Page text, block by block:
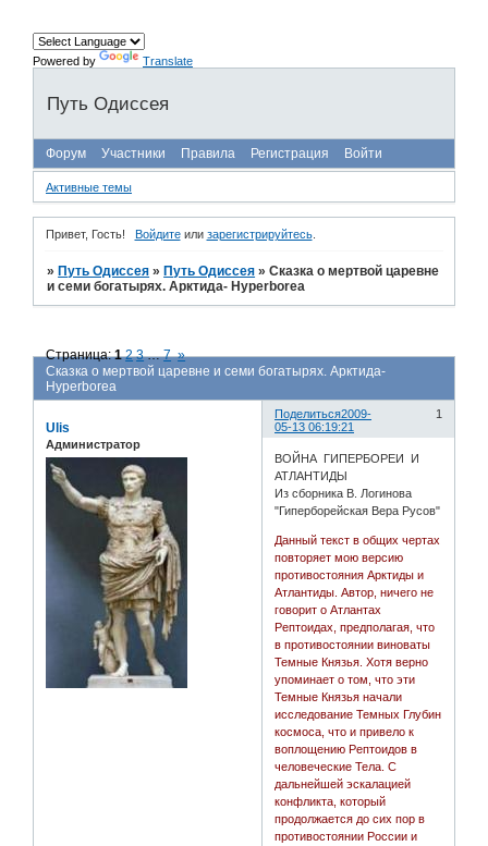
Powered by Translate
Путь Одиссея
Форум Участники Правила Регистрация Войти
Активные темы
Привет, Гость! Войдитеили зарегистрируйтесь.
» Путь Одиссея » Путь Одиссея »Сказка о мертвой царевне
и семи богатырях. Арктида- Hyperborea
Сказка о мертвой царевне и семи богатырях. Арктида-
Hyperborea
Страница:1 2 3 … 7 »
Поделиться 1
2009-
05-13 06:19:21
Ulis
Администратор
ВОЙНА ГИПЕРБОРЕИ И
АТЛАНТИДЫ
Из сборника В. Логинова
"Гиперборейская Вера Русов"
Данный текст в общих чертах
повторяет мою версию
противостояния Арктиды и
Атлантиды. Автор, ничего не
говорит о Атлантах
Рептоидах, предполагая, что
в противостоянии виноваты
Темные Князья. Хотя верно
упоминает о том, что эти
Темные Князья начали
исследование Темных Глубин
космоса, что и привело к
воплощению Рептоидов в
человеческие Тела. С
дальнейшей эскалацией
конфликта, который
продолжается до сих пор в
противостоянии России и